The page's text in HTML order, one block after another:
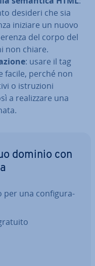
desideri che sia
iniziare un nuovo
del corpo del
non chiare.
: usare il tag
facile, perché non
o istru­zio­ni
a rea­liz­za­re una
dominio con
per una con­fi­gu­ra­